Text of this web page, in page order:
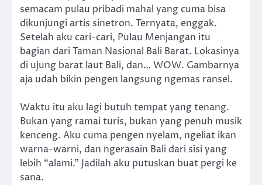
semacam pulau pribadi mahal yang cuma bisa
dikunjungi artis sinetron. Ternyata, enggak.
Setelah aku cari-cari, Pulau Menjangan itu
bagian dari Taman Nasional Bali Barat. Lokasinya
di ujung barat laut Bali, dan… WOW. Gambarnya
aja udah bikin pengen langsung ngemas ransel.
Waktu itu aku lagi butuh tempat yang tenang.
Bukan yang ramai turis, bukan yang penuh musik
kenceng. Aku cuma pengen nyelam, ngeliat ikan
warna-warni, dan ngerasain Bali dari sisi yang
lebih “alami.” Jadilah aku putuskan buat pergi ke
sana.